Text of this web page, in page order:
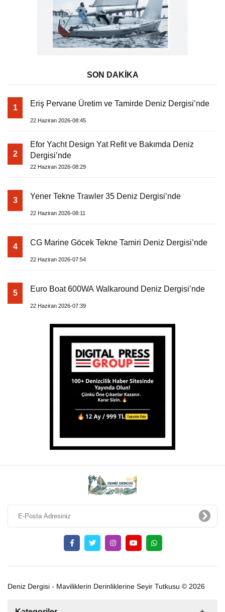
SON DAKİKA
1 Eriş Pervane Üretim ve Tamirde Deniz Dergisi’nde
22 Haziran 2026-08:45
2
Efor Yacht Design Yat Refit ve Bakımda Deniz
Dergisi’nde
22 Haziran 2026-08:29
3 Yener Tekne Trawler 35 Deniz Dergisi’nde
22 Haziran 2026-08:11
4 CG Marine Göcek Tekne Tamiri Deniz Dergisi’nde
22 Haziran 2026-07:54
5 Euro Boat 600WA Walkaround Deniz Dergisi’nde
22 Haziran 2026-07:39
Deniz Dergisi - Maviliklerin Derinliklerine Seyir Tutkusu © 2026